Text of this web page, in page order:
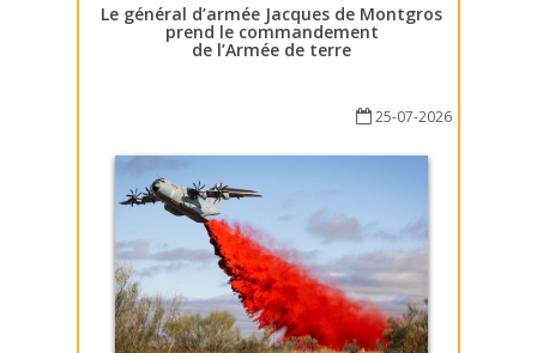
Le général d’armée Jacques de Montgros
prend le commandement
de l’Armée de terre
25-07-2026